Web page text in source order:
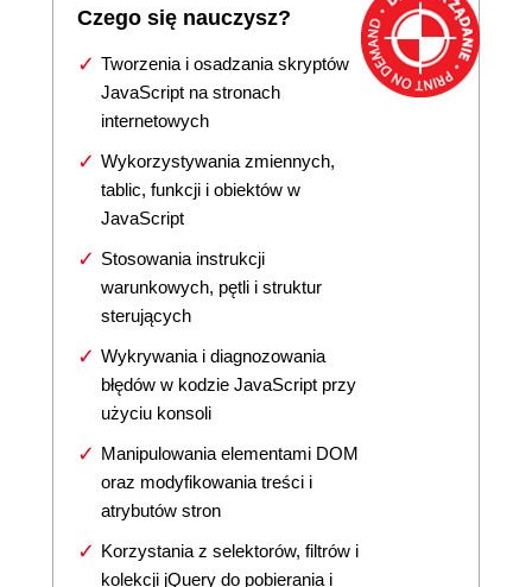
Czego się nauczysz?
Tworzenia i osadzania skryptów
JavaScript na stronach
internetowych
Wykorzystywania zmiennych,
tablic, funkcji i obiektów w
JavaScript
Stosowania instrukcji
warunkowych, pętli i struktur
sterujących
Wykrywania i diagnozowania
błędów w kodzie JavaScript przy
użyciu konsoli
Manipulowania elementami DOM
oraz modyfikowania treści i
atrybutów stron
Korzystania z selektorów, filtrów i
kolekcji jQuery do pobierania i